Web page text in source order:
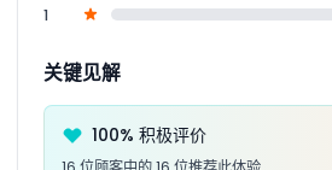
1
关键见解
100% 积极评价